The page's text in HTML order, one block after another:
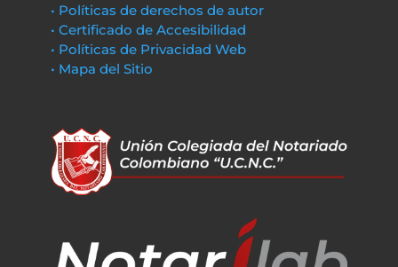
• Políticas de derechos de autor
• Certificado de Accesibilidad
• Políticas de Privacidad Web
• Mapa del Sitio